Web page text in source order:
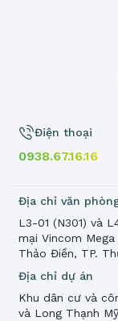
Địa chỉ dự án
Khu dân cư và
và Long Thạnh
Điện thoại
0938.67.16.16
Địa chỉ văn
L3-01 (N301) và
mại Vincom
Thảo Điền, TP.